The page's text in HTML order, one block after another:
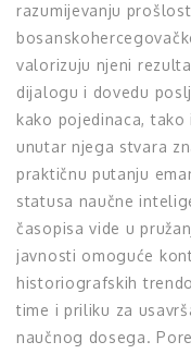
razumijevanju
valorizuju njeni
dijalogu i dovedu
kako pojedinaca,
unutar njega stvara
praktičnu putanju
statusa naučne
časopisa vide u
javnosti omoguće
historiografskih
time i priliku za
naučnog dosega.